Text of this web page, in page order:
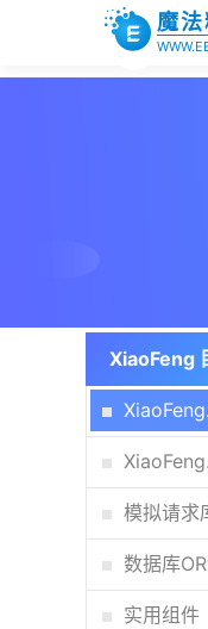
魔
XiaoFeng
模拟请求
数据库
实用组件